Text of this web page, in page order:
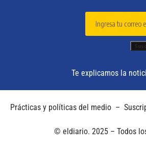
Te explicamos la
Prácticas y políticas del medio –
© eldiario. 2025 – Todos